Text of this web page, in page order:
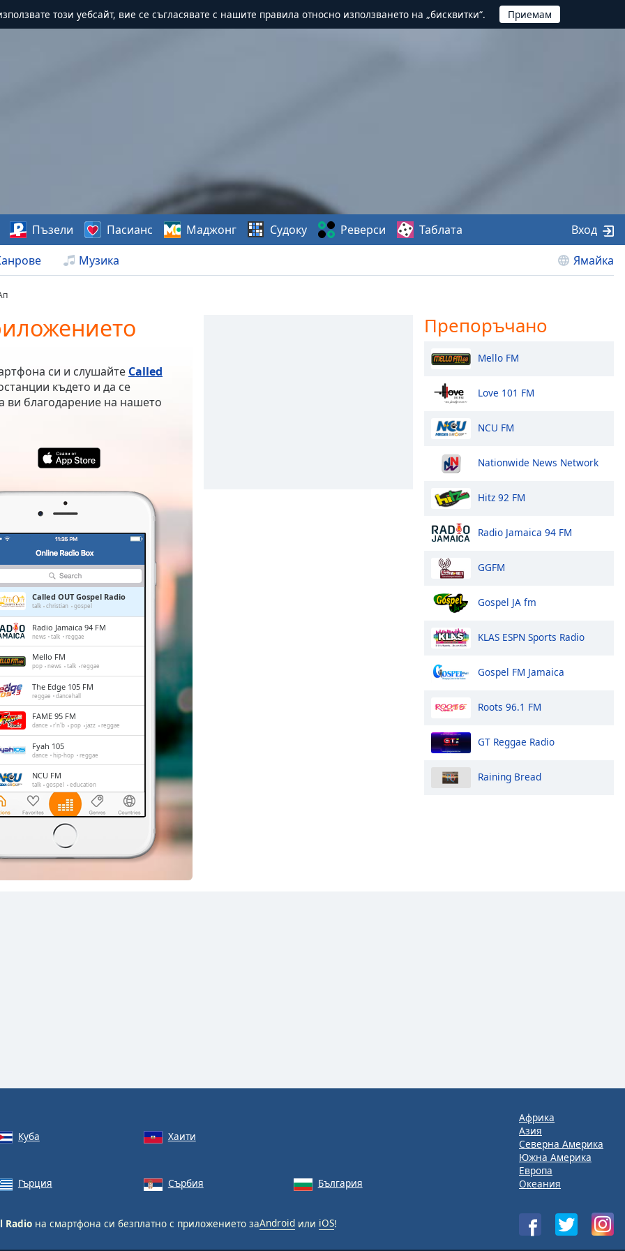
този уебсайт, вие се съгласявате с нашите правила относно използването на „бисквитки“.
Музика Ямайка
Пъзели Пасианс Маджонг Судоку Реверси Таблата Вход
си и слушайте Called
където и да се
ви благодарение на нашето
Called OUT Gospel Radio
talk christian gospel
Radio Jamaica 94 FM
news talk reggae
Mello FM
pop news talk reggae
The Edge 105 FM
reggae dancehall
FAME 95 FM
dance r'n'b pop jazz reggae
Fyah 105
dance hip-hop reggae
NCU FM
talk gospel education
ZIP 103 FM
rock pop top40 reggae
NationWide Radio
sports entertainment
Препоръчано
Mello FM
Love 101 FM
NCU FM
Nationwide News Network
Hitz 92 FM
Radio Jamaica 94 FM
GGFM
Gospel JA fm
KLAS ESPN Sports Radio
Gospel FM Jamaica
Roots 96.1 FM
GT Reggae Radio
Raining Bread
Куба Хаити
Гърция Сърбия България
Radio на смартфона си безплатно с приложението заAndroid или iOS!
Африка
Азия
Северна Америка
Южна Америка
Европа
Океания